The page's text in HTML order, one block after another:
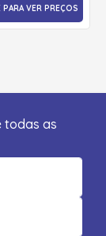
VER PREÇOS
todas as